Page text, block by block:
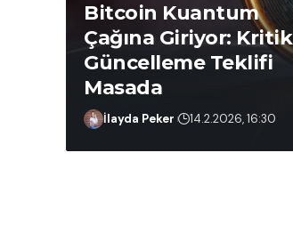
Ömer Ergin 25.2.2026, 14:39
Bitcoin Kuantum
Çağına Giriyor: Kritik
Güncelleme Teklifi
Masada
İlayda Peker 14.2.2026, 16:30